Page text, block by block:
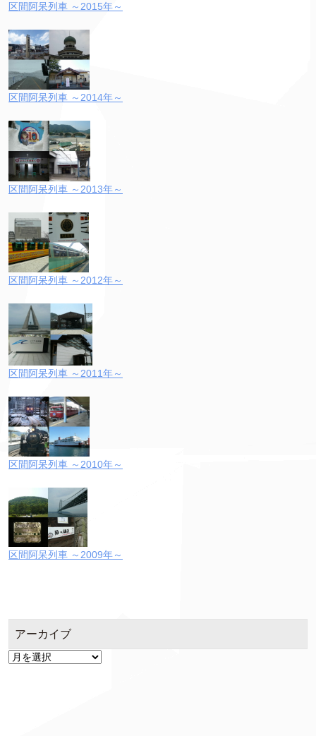
区間阿呆列車 ～2015年～
区間阿呆列車 ～2014年～
区間阿呆列車 ～2013年～
区間阿呆列車 ～2012年～
区間阿呆列車 ～2011年～
区間阿呆列車 ～2010年～
区間阿呆列車 ～2009年～
アーカイブ
ア